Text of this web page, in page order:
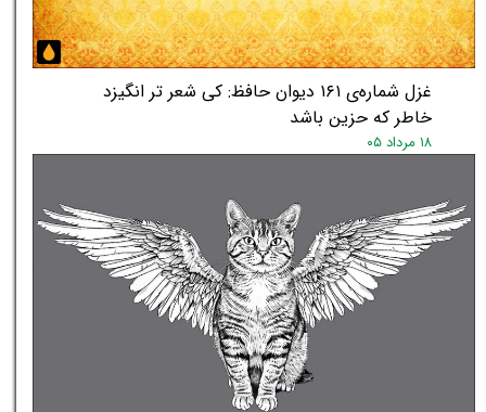
غزل شماره‌ی ۱۶۱ دیوان حافظ: کی شعر تر انگیزد
خاطر که حزین باشد
۱۸ مرداد ۰۵